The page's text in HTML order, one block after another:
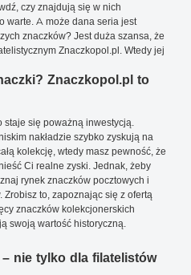
czy znajdują się w nich
warte. A może dana seria jest
znaczków? Jest duża szansa, że
Znaczkopol.pl. Wtedy jej
Znaczkopol.pl to
staje się poważną inwestycją.
nakładzie szybko zyskują na
kolekcję, wtedy masz pewność, że
Ci realne zyski. Jednak, żeby
rynek znaczków pocztowych i
to, zapoznając się z ofertą
znaczków kolekcjonerskich
swoją wartość historyczną.
nie tylko dla filatelistów